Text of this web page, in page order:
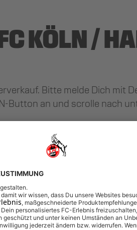
KÖLN /
Bitte melde Dich mit
Button an und scrolle nach